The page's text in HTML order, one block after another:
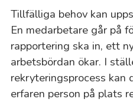
Tillfälliga behov kan
En medarbetare går på
rapportering ska in, ett
arbetsbördan ökar. I
rekryteringsprocess kan
erfaren person på plats